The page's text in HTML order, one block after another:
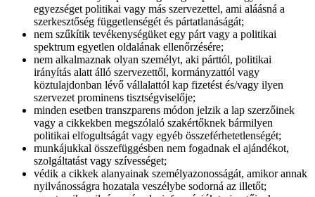
egyezséget politikai vagy más szervezettel, ami aláásná a
szerkesztőség függetlenségét és pártatlanáságát;
nem szűkítik tevékenységüket egy párt vagy a politikai
spektrum egyetlen oldalának ellenőrzésére;
nem alkalmaznak olyan személyt, aki párttól, politikai
irányítás alatt álló szervezettől, kormányzattól vagy
köztulajdonban lévő vállalattól kap fizetést és/vagy ilyen
szervezet prominens tisztségviselője;
minden esetben transzparens módon jelzik a lap szerzőinek
vagy a cikkekben megszólaló szakértőknek bármilyen
politikai elfogultságát vagy egyéb összeférhetetlenségét;
munkájukkal összefüggésben nem fogadnak el ajándékot,
szolgáltatást vagy szívességet;
védik a cikkek alanyainak személyazonosságát, amikor annak
nyilvánosságra hozatala veszélybe sodorná az illetőt;